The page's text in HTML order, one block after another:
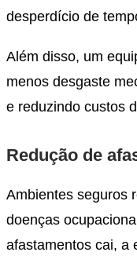
desperdício de
Além disso, um
menos desgaste
e reduzindo custos
Redução de
Ambientes seguros
doenças
afastamentos cai, a